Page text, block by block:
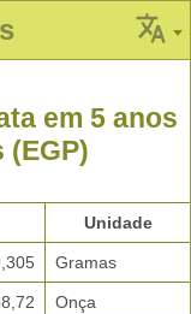
em 5 anos
(EGP)
Unidade
Gramas
Onça